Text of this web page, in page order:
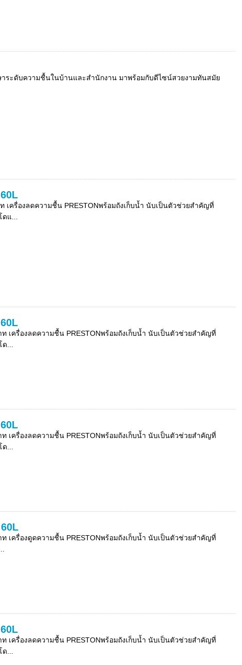
าระดับความชื้นในบ้านและสำนักงาน มาพร้อมกับดีไซน์สวยงามทันสมัย
เครื่องลดความชื้น PRESTONพร้อมถังเก็บน้ำ นับเป็นตัวช่วยสำคัญที่
แ...
เครื่องลดความชื้น PRESTONพร้อมถังเก็บน้ำ นับเป็นตัวช่วยสำคัญที่
...
เครื่องลดความชื้น PRESTONพร้อมถังเก็บน้ำ นับเป็นตัวช่วยสำคัญที่
...
เครื่องดูดความชื้น PRESTONพร้อมถังเก็บน้ำ นับเป็นตัวช่วยสำคัญที่
เครื่องลดความชื้น PRESTONพร้อมถังเก็บน้ำ นับเป็นตัวช่วยสำคัญที่
...